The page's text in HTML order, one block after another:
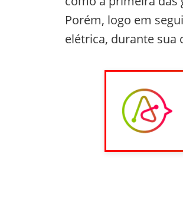
Porém, logo em
elétrica, durante sua